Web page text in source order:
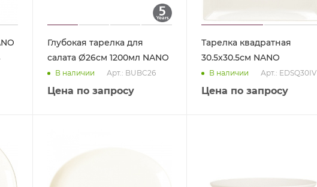
Глубокая тарелка для
салата Ø26см 1200мл NANO
В наличии Арт.: BUBC26
Цена по запросу
Тарелка квадратная
30.5x30.5см NANO
В наличии Арт.: EDSQ30IV
Цена по запросу